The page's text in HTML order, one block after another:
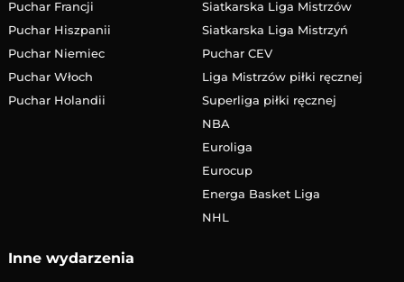
Puchar Francji
Puchar Hiszpanii
Puchar Niemiec
Puchar Włoch
Puchar Holandii
Siatkarska Liga Mistrzów
Siatkarska Liga Mistrzyń
Puchar CEV
Liga Mistrzów piłki ręcznej
Superliga piłki ręcznej
NBA
Euroliga
Eurocup
Energa Basket Liga
NHL
Inne wydarzenia